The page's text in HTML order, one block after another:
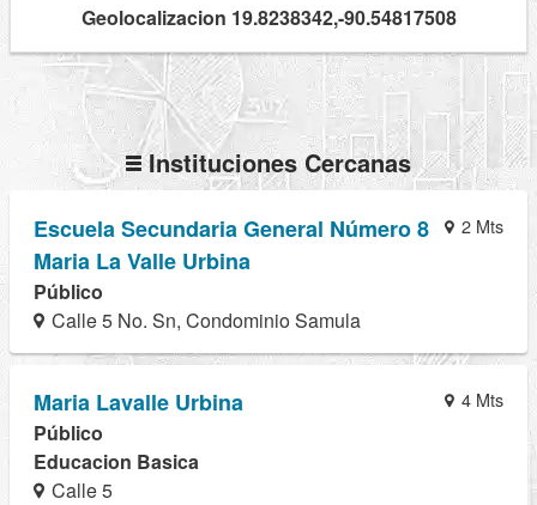
Geolocalizacion 19.8238342,-90.54817508
Instituciones Cercanas
2 Mts
Escuela Secundaria General Número 8
Maria La Valle Urbina
Público
Calle 5 No. Sn, Condominio Samula
4 Mts
Maria Lavalle Urbina
Público
Educacion Basica
Calle 5